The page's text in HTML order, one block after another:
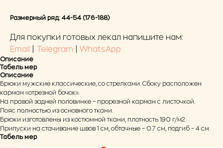
Размерный ряд: 44-54 (176-188)
Для покупки готовых лекал напишите нам:
Email
Telegram WhatsApp
Описание
Табель мер
Описание
Брюки мужские классические, со стрелками. Сбоку расположен
карман «отрезной бочок».
На правой задней половинке – прорезной карман с листочкой.
Пояс полностью из основного ткани.
Брюки изготовлены из костюмной ткани, плотность 190 г/м2.
Припуски на стачивание швов 1 см, обтачные – 0.7 см, подгиб – 4 см.
Табель мер